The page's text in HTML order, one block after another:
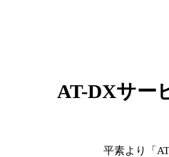
AT-DXサー
平素より「